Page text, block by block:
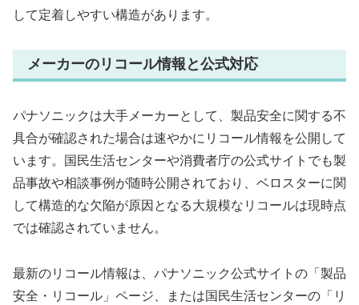
して定着しやすい構造があります。
メーカーのリコール情報と公式対応
パナソニックは大手メーカーとして、製品安全に関する不
具合が確認された場合は速やかにリコール情報を公開して
います。国民生活センターや消費者庁の公式サイトでも製
品事故や相談事例が随時公開されており、ベロスターに関
して構造的な欠陥が原因となる大規模なリコールは現時点
では確認されていません。
最新のリコール情報は、パナソニック公式サイトの「製品
安全・リコール」ページ、または国民生活センターの「リ